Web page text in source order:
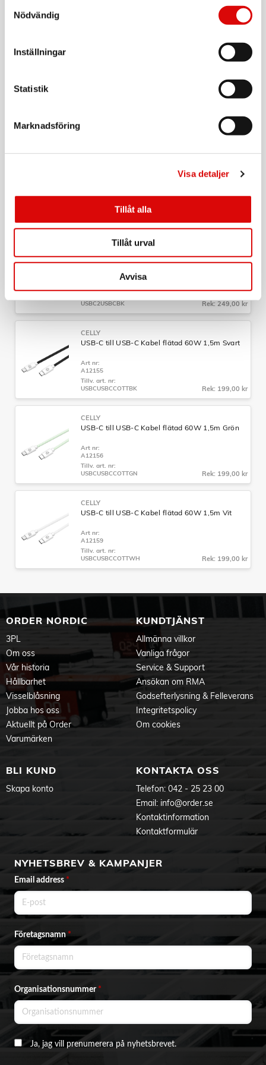
Nödvändig
Inställningar
Statistik
Marknadsföring
Visa detaljer
Tillåt alla
Tillåt urval
Avvisa
Utgångseffekt: 15 - 27 - 30 - 30 - 30W, 2%
Genomsnittlig aktiv verkningsgrad: 82,9%, 2%
Höjd: 7,1 cm
Vikt: 45 g
Rek: 419,00 kr
2-i-1-kabel USB-C/USB-A till USB-C/Lightning
Rek: 349,00 kr
USB-C till USB-C Kabel flätad 60W 1,5m Rosa
USB-C - 2x USB-C Kabel flätad 100W 1,3m
Svart
USBC2USBCBK
Rek: 249,00 kr
CELLY
USB-C till USB-C Kabel flätad 60W 1,5m Svart
Art nr:
A12155
Tillv. art. nr:
USBCUSBCCOTTBK
Rek: 199,00 kr
CELLY
USB-C till USB-C Kabel flätad 60W 1,5m Grön
Art nr:
A12156
Tillv. art. nr:
USBCUSBCCOTTGN
Rek: 199,00 kr
CELLY
USB-C till USB-C Kabel flätad 60W 1,5m Vit
Art nr:
A12159
Tillv. art. nr:
USBCUSBCCOTTWH
Rek: 199,00 kr
ORDER NORDIC
3PL
Om oss
Vår historia
Hållbarhet
Visselblåsning
Jobba hos oss
Aktuellt på Order
Varumärken
KUNDTJÄNST
Allmänna villkor
Vanliga frågor
Service & Support
Ansökan om RMA
Godsefterlysning & Felleverans
Integritetspolicy
Om cookies
BLI KUND
Skapa konto
KONTAKTA OSS
Telefon: 042 - 25 23 00
Email: info@order.se
Kontaktinformation
Kontaktformulär
NYHETSBREV & KAMPANJER
Email address *
Företagsnamn*
Organisationsnummer *
Ja, jag vill prenumerera på nyhetsbrevet.